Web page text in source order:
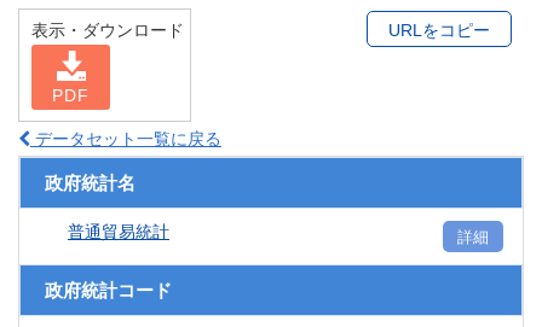
表示・ダウンロード
PDF
URLをコピー
データセット一覧に戻る
政府統計名
普通貿易統計 詳細
政府統計コード